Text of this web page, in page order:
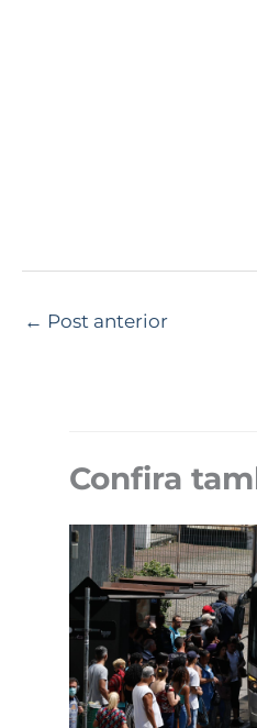
← Post anterior
Confira